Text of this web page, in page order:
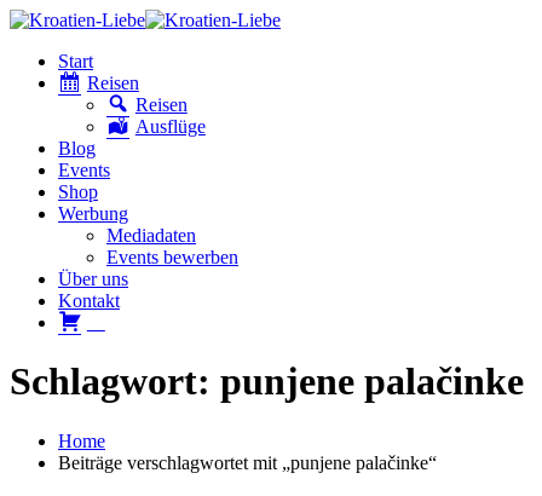
Start
Reisen
Reisen
Ausflüge
Blog
Events
Shop
Werbung
Mediadaten
Events bewerben
Über uns
Kontakt
Schlagwort: punjene palačinke
Home
Beiträge verschlagwortet mit „punjene palačinke“